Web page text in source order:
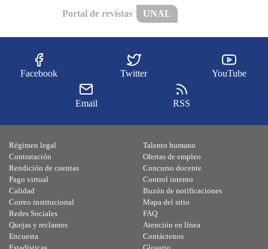
Portal de revistas UNAL
Facebook Twitter YouTube
Email RSS
Régimen legal
Contratación
Rendición de cuentas
Pago virtual
Calidad
Talento humano
Ofertas de empleo
Concurso docente
Control interno
Buzón de notificaciones
Correo institucional
Redes Sociales
Quejas y reclamos
Encuesta
Mapa del sitio
FAQ
Atención en línea
Contáctenos